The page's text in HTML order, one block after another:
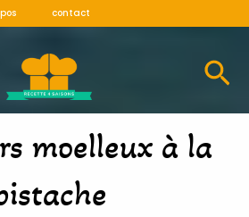
contact
moelleux à la